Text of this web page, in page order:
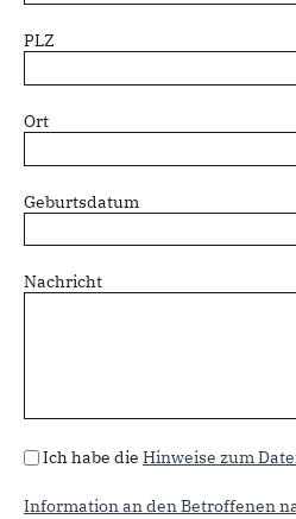
PLZ
Ort
Geburtsdatum
Nachricht
Datenschutz
Ich habe die Hinweise zum
Information an den Betroffenen